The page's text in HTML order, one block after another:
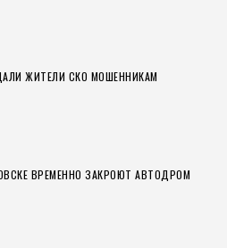
ЖИТЕЛИ СКО МОШЕННИКАМ
ВРЕМЕННО ЗАКРОЮТ АВТОДРОМ